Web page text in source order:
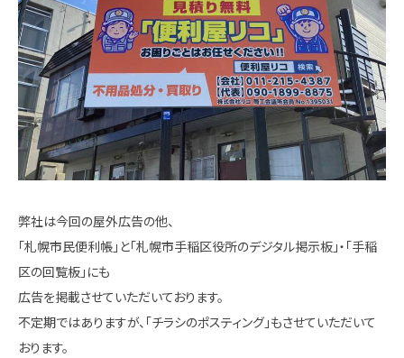
弊社は今回の屋外広告の他、
「札幌市民便利帳」と「札幌市手稲区役所のデジタル掲示板」・「手稲
区の回覧板」にも
広告を掲載させていただいております。
不定期ではありますが、「チラシのポスティング」もさせていただいて
おります。